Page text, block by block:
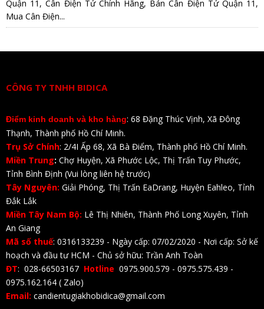
Quận 11, Cân Điện Tử Chính Hãng, Bán Cân Điện Tử Quận 11,
Mua Cân Điện...
CÔNG TY TNHH BIDICA
Điểm kinh doanh và kho hàng: 68 Đặng Thúc Vịnh, Xã Đông
Thạnh, Thành phố Hồ Chí Minh.
Trụ Sở Chính: 2/4I Ấp 68, Xã Bà Điểm, Thành phố Hồ Chí Minh.
Miền Trung: Chợ Huyện, Xã Phước Lộc, Thị Trấn Tuy Phước,
Tỉnh Bình Định (Vui lòng liên hệ trước)
Tây Nguyên: Giải Phóng, Thị Trấn EaDrang, Huyện Eahleo, Tỉnh
Đắk Lắk
Miền Tây Nam Bộ: Lê Thị Nhiên, Thành Phố Long Xuyên, Tỉnh
An Giang
Mã số thuế: 0316133239 - Ngày cấp: 07/02/2020 - Nơi cấp: Sở kế
hoạch và đầu tư HCM - Chủ sở hữu: Trần Anh Toàn
ĐT: 028-66503167 Hotline 0975.900.579 - 0975.575.439 -
0975.162.164 ( Zalo)
Email: candientugiakhobidica@gmail.com